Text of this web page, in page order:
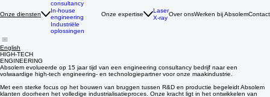
Engineering
consultancy
In-house
engineering
Industriële
Laser
English
HIGH-TECH
ENGINEERING
Absolem evolueerde op 15 jaar tijd van een engineering consultancy bedrijf naar een
volwaardige high-tech engineering- en technologiepartner voor onze maakindustrie.